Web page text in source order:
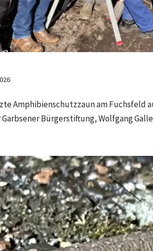
Amphibienschutzzaun am
Bürgerstiftung, Wolfgang